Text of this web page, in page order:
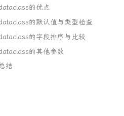
的优点
的默认值与类型检查
的字段排序与比较
的其他参数
结